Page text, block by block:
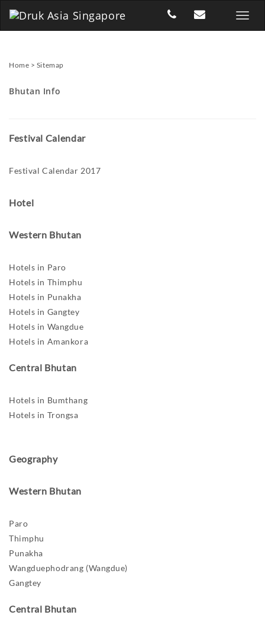
Home > Sitemap
Bhutan Info
Festival Calendar
Festival Calendar 2017
Hotel
Western Bhutan
Hotels in Paro
Hotels in Thimphu
Hotels in Punakha
Hotels in Gangtey
Hotels in Wangdue
Hotels in Amankora
Central Bhutan
Hotels in Bumthang
Hotels in Trongsa
Geography
Western Bhutan
Paro
Thimphu
Punakha
Wangduephodrang (Wangdue)
Gangtey
Central Bhutan